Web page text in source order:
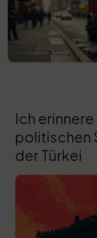
Ich
politischen
der Türkei